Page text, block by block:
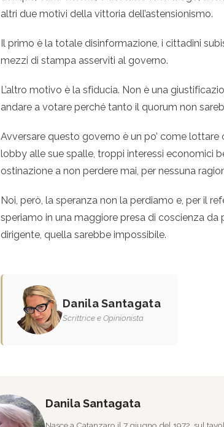
altri due motivi della vittoria dell’astensionismo.
Il primo è la totale disinformazione, i cittadini
mezzi di stampa asserviti al governo.
L’altro motivo è la sfiducia. Non è una
andare a votare perché tanto il quorum non
Avversare questo governo è un po’ come
lobby alle sue spalle, troppi interessi economici
ostinazione a non perdere mai, per nessuna
Noi, però, la speranza non la perdiamo e, per il
speriamo in una maggiore presa di coscienza
dirigente, quella sarebbe impossibile.
Danila Santagata
Scrittrice e Opinionista
Danila Santagata
Nasce a Catanzaro il 7 giugno del 1972, sul